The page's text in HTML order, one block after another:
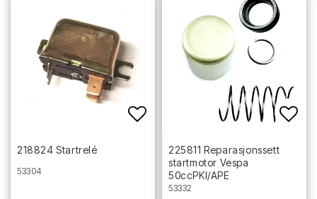
Add to list of favorites
218824 Startrelé
53304
225811 Reparasjonssett
startmotor Vespa
50ccPKI/APE
53332